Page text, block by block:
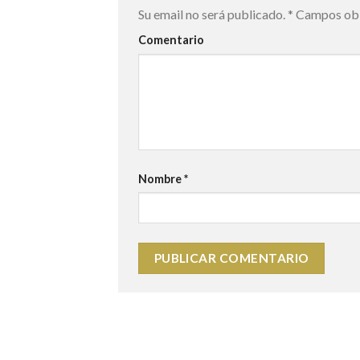
Su email no será publicado. * Campos
Comentario
Nombre*